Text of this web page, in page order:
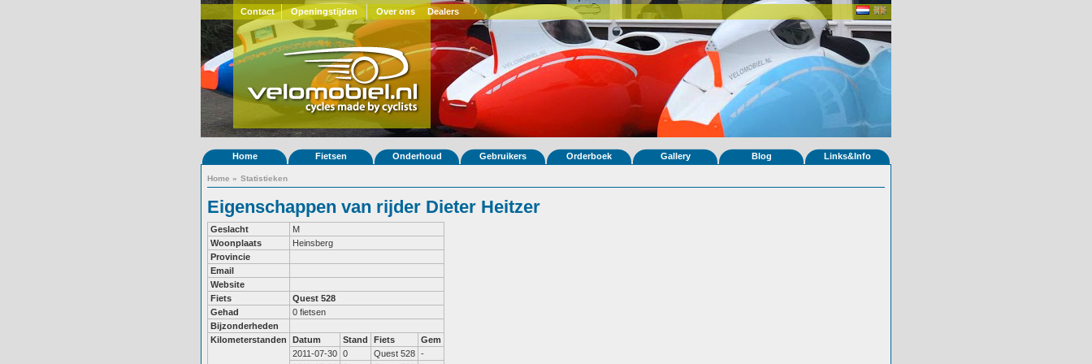
Contact Openingstijden Over ons Dealers
Home Fietsen Onderhoud Gebruikers Orderboek Gallery Blog Links&Info
Home » Statistieken
Eigenschappen van rijder Dieter Heitzer
Geslacht
M
Woonplaats
Heinsberg
Provincie
Email
Website
Fiets
Quest 528
Gehad
0 fietsen
Bijzonderheden
Kilometerstanden
Datum Stand Fiets
Gem
2011-07-30 0 Quest 528 -